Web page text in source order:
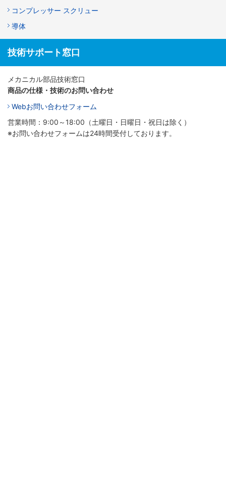
コンプレッサー スクリュー
導体
技術サポート窓口
メカニカル部品技術窓口
商品の仕様・技術のお問い合わせ
Webお問い合わせフォーム
営業時間：9:00～18:00（土曜日・日曜日・祝日は除く）
※お問い合わせフォームは24時間受付しております。